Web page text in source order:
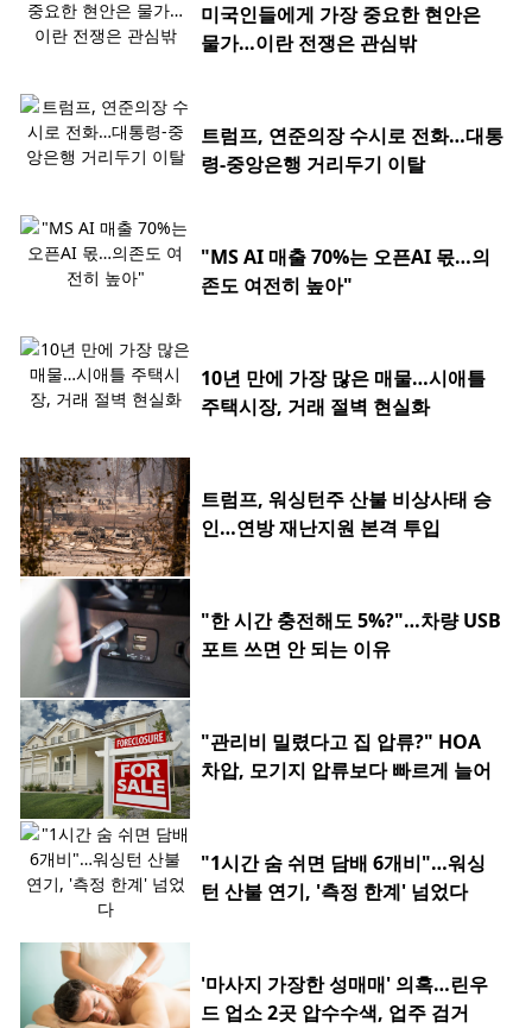
미국인들에게 가장 중요한 현안은
물가…이란 전쟁은 관심밖
트럼프, 연준의장 수시로 전화…대통
령-중앙은행 거리두기 이탈
"MS AI 매출 70%는 오픈AI 몫…의
존도 여전히 높아"
10년 만에 가장 많은 매물…시애틀
주택시장, 거래 절벽 현실화
트럼프, 워싱턴주 산불 비상사태 승
인…연방 재난지원 본격 투입
"한 시간 충전해도 5%?"…차량 USB
포트 쓰면 안 되는 이유
"관리비 밀렸다고 집 압류?" HOA
차압, 모기지 압류보다 빠르게 늘어
"1시간 숨 쉬면 담배 6개비"…워싱
턴 산불 연기, '측정 한계' 넘었다
'마사지 가장한 성매매' 의혹…린우
드 업소 2곳 압수수색, 업주 검거